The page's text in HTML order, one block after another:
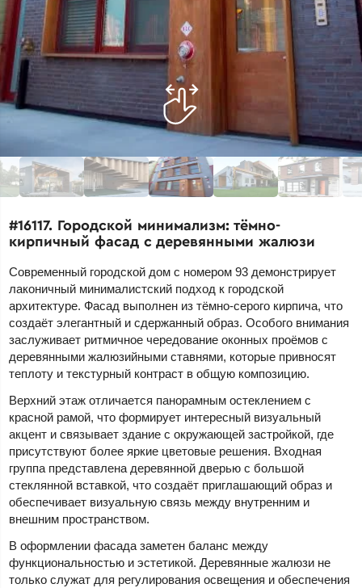
#16117. Городской минимализм: тёмно-
кирпичный фасад с деревянными жалюзи
Современный городской дом с номером 93 демонстрирует
лаконичный минималистский подход к городской
архитектуре. Фасад выполнен из тёмно-серого кирпича, что
создаёт элегантный и сдержанный образ. Особого внимания
заслуживает ритмичное чередование оконных проёмов с
деревянными жалюзийными ставнями, которые привносят
теплоту и текстурный контраст в общую композицию.
Верхний этаж отличается панорамным остеклением с
красной рамой, что формирует интересный визуальный
акцент и связывает здание с окружающей застройкой, где
присутствуют более яркие цветовые решения. Входная
группа представлена деревянной дверью с большой
стеклянной вставкой, что создаёт приглашающий образ и
обеспечивает визуальную связь между внутренним и
внешним пространством.
В оформлении фасада заметен баланс между
функциональностью и эстетикой. Деревянные жалюзи не
только служат для регулирования освещения и обеспечения